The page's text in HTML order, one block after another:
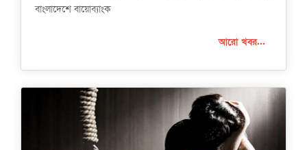
বাংলাদেশে বায়োব্যাংক
আরো খবর...